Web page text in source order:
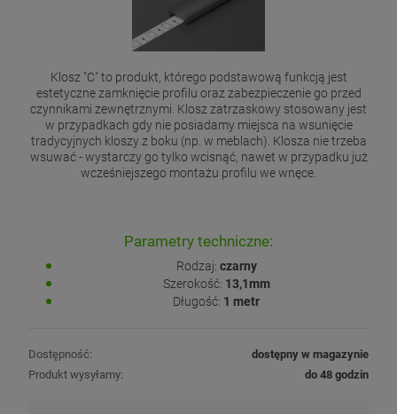
Klosz "C" to produkt, którego podstawową funkcją jest
estetyczne zamknięcie profilu oraz zabezpieczenie go przed
czynnikami zewnętrznymi. Klosz zatrzaskowy stosowany jest
w przypadkach gdy nie posiadamy miejsca na wsunięcie
tradycyjnych kloszy z boku (np. w meblach). Klosza nie trzeba
wsuwać - wystarczy go tylko wcisnąć, nawet w przypadku już
wcześniejszego montażu profilu we wnęce.
Parametry techniczne:
Rodzaj: czarny
Szerokość: 13,1mm
Długość: 1 metr
Dostępność:
dostępny w magazynie
Produkt wysyłamy:
do 48 godzin